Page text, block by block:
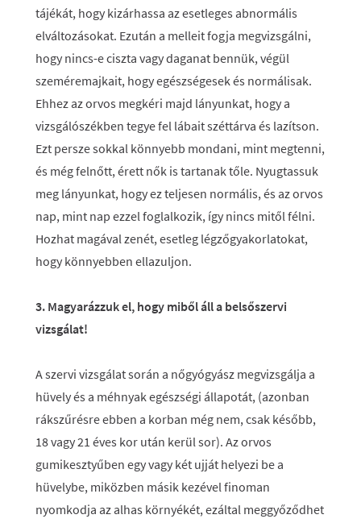
tájékát, hogy kizárhassa az esetleges abnormális
elváltozásokat. Ezután a melleit fogja megvizsgálni,
hogy nincs-e ciszta vagy daganat bennük, végül
szeméremajkait, hogy egészségesek és normálisak.
Ehhez az orvos megkéri majd lányunkat, hogy a
vizsgálószékben tegye fel lábait széttárva és lazítson.
Ezt persze sokkal könnyebb mondani, mint megtenni,
és még felnőtt, érett nők is tartanak tőle. Nyugtassuk
meg lányunkat, hogy ez teljesen normális, és az orvos
nap, mint nap ezzel foglalkozik, így nincs mitől félni.
Hozhat magával zenét, esetleg légzőgyakorlatokat,
hogy könnyebben ellazuljon.
3. Magyarázzuk el, hogy miből áll a belsőszervi
vizsgálat!
A szervi vizsgálat során a nőgyógyász megvizsgálja a
hüvely és a méhnyak egészségi állapotát, (azonban
rákszűrésre ebben a korban még nem, csak később,
18 vagy 21 éves kor után kerül sor). Az orvos
gumikesztyűben egy vagy két ujját helyezi be a
hüvelybe, miközben másik kezével finoman
nyomkodja az alhas környékét, ezáltal meggyőződhet